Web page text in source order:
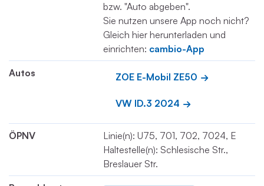
bzw. "Auto abgeben".
Sie nutzen unsere App noch nicht?
Gleich hier herunterladen und
einrichten: cambio-App
Autos ZOE E-Mobil ZE50
VW ID.3 2024
ÖPNV
Linie(n): U75, 701, 702, 7024, E
Haltestelle(n): Schlesische Str.,
Breslauer Str.